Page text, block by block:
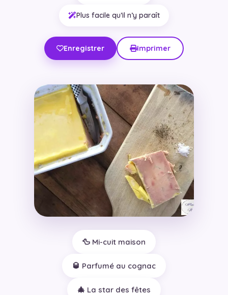
Plus facile qu’il n’y paraît
Enregistrer Imprimer
🦆 Mi-cuit maison
🥃 Parfumé au cognac
🎄 La star des fêtes